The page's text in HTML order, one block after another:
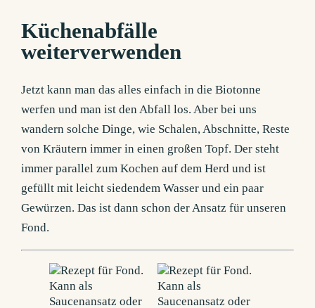
Küchenabfälle
weiterverwenden
Jetzt kann man das alles einfach in die Biotonne
werfen und man ist den Abfall los. Aber bei uns
wandern solche Dinge, wie Schalen, Abschnitte, Reste
von Kräutern immer in einen großen Topf. Der steht
immer parallel zum Kochen auf dem Herd und ist
gefüllt mit leicht siedendem Wasser und ein paar
Gewürzen. Das ist dann schon der Ansatz für unseren
Fond.